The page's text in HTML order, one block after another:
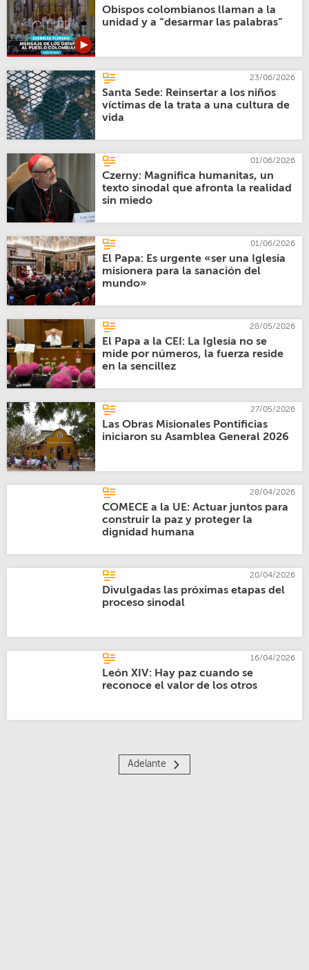
Obispos colombianos llaman a la
unidad y a “desarmar las palabras”
23/06/2026
Santa Sede: Reinsertar a los niños
víctimas de la trata a una cultura de
vida
01/06/2026
Czerny: Magnifica humanitas, un
texto sinodal que afronta la realidad
sin miedo
01/06/2026
El Papa: Es urgente «ser una Iglesia
misionera para la sanación del
mundo»
28/05/2026
El Papa a la CEI: La Iglesia no se
mide por números, la fuerza reside
en la sencillez
27/05/2026
Las Obras Misionales Pontificias
iniciaron su Asamblea General 2026
28/04/2026
COMECE a la UE: Actuar juntos para
construir la paz y proteger la
dignidad humana
20/04/2026
Divulgadas las próximas etapas del
proceso sinodal
16/04/2026
León XIV: Hay paz cuando se
reconoce el valor de los otros
Adelante